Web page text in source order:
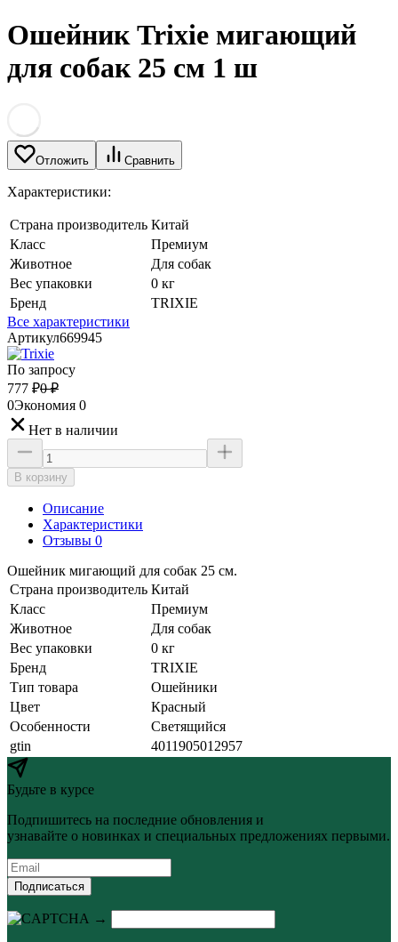
Ошейник Trixie мигающий
для собак 25 см 1 ш
Отложить Сравнить
Характеристики:
Страна производитель Китай
Класс
Премиум
Животное
Для собак
Вес упаковки
0 кг
Бренд
TRIXIE
Все характеристики
Артикул669945
По запросу
777 ₽0 ₽
0Экономия 0
Нет в наличии
В корзину
Описание
Характеристики
Отзывы 0
Ошейник мигающий для собак 25 см.
Страна производитель Китай
Класс
Премиум
Животное
Для собак
Вес упаковки
0 кг
Бренд
TRIXIE
Тип товара
Ошейники
Цвет
Красный
Особенности
Светящийся
gtin
4011905012957
Будьте в курсе
Подпишитесь на последние обновления и
узнавайте о новинках и специальных предложениях первыми.
Подписаться
→